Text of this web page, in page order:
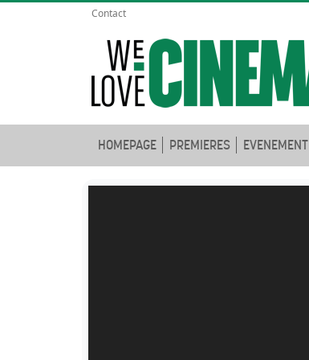
Contact
HOMEPAGE PREMIERES EVENEMENT